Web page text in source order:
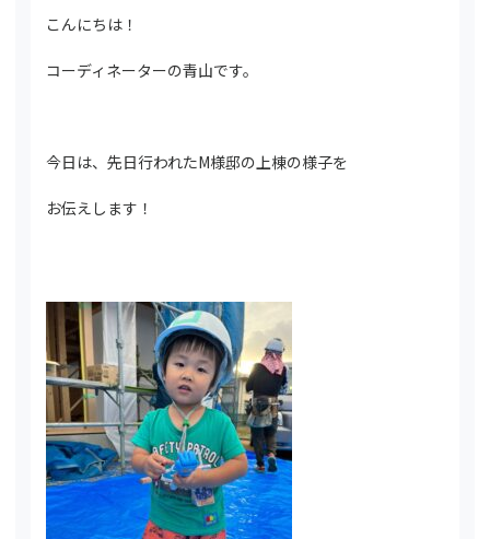
こんにちは！
コーディネーターの青山です。
今日は、先日行われたM様邸の上棟の様子を
お伝えします！